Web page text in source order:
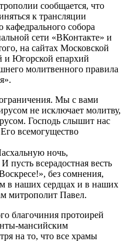
сообщается, что
к трансляции
кафедрального собора
сети «ВКонтакте» и
на сайтах Московской
и Югорской епархий
молитвенного правила
Мы с вами
не исключает молитву,
Господь слышит нас
всемогущество
ночь,
пусть всерадостная весть
без сомнения,
в наших сердцах и в наших
митрополит Павел.
благочиния протоирей
мансийским
на то, что все храмы